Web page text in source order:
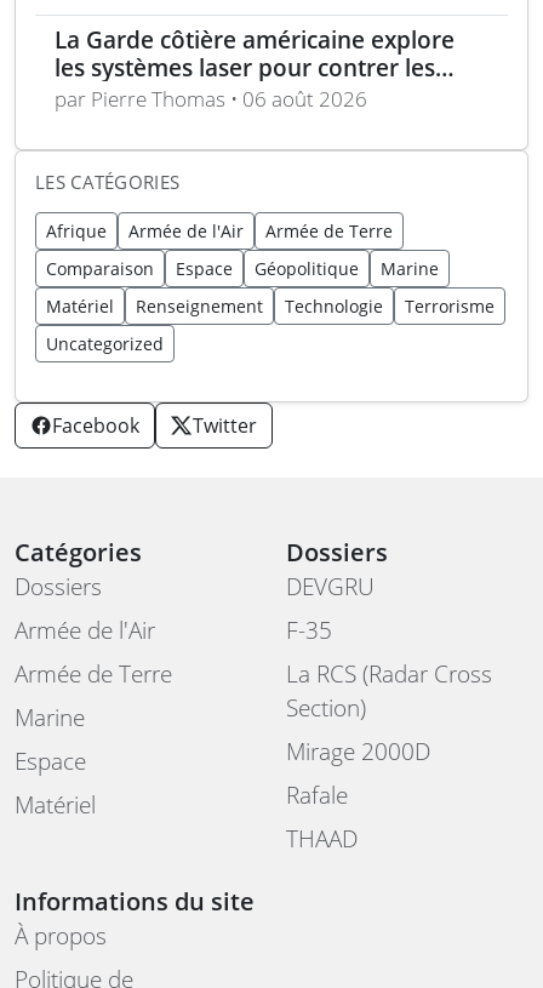
La Garde côtière américaine explore
les systèmes laser pour contrer les
menaces maritimes
par Pierre Thomas • 06 août 2026
LES CATÉGORIES
Afrique Armée de l'Air
Armée de Terre
Comparaison
Espace Géopolitique
Marine
Matériel
Renseignement Technologie
Terrorisme
Uncategorized
Facebook Twitter
Catégories
Dossiers
Armée de l'Air
Armée de Terre
Marine
Espace
Matériel
Dossiers
DEVGRU
F-35
La RCS (Radar Cross
Section)
Mirage 2000D
Rafale
THAAD
Informations du site
À propos
Politique de